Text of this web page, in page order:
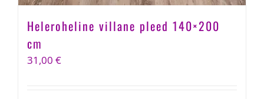
Heleroheline villane pleed 140×200
cm
31,00 €